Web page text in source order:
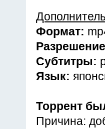
Формат:
Субтитры:
Язык:
Торрент
Причина: